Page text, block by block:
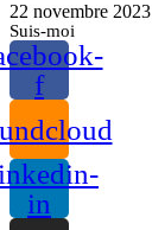
22 novembre 2023
Suis-moi
f
in